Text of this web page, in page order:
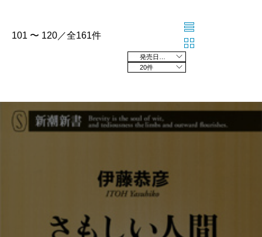
101 〜 120／全161件
20件